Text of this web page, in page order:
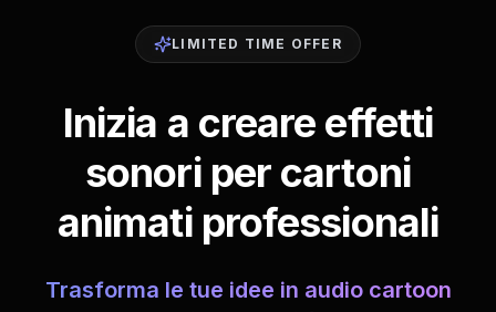
LIMITED TIME OFFER
Inizia a creare effetti
sonori per cartoni
animati professionali
Trasforma le tue idee in audio cartoon